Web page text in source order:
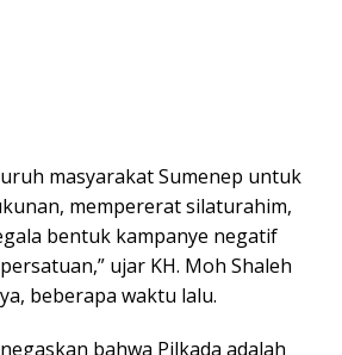
masyarakat Sumenep untuk
mempererat silaturahim,
bentuk kampanye negatif
ujar KH. Moh Shaleh
beberapa waktu lalu.
bahwa Pilkada adalah